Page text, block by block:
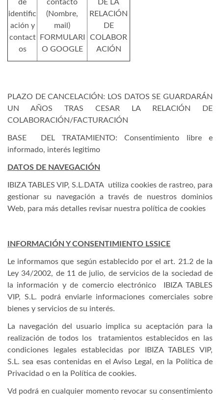
de
identific
ación y
contact
os
contacto
(Nombre,
mail)
FORMULARI
O GOOGLE
DE LA
RELACIÓN
DE
COLABOR
ACIÓN
PLAZO DE CANCELACIÓN: LOS DATOS SE GUARDARÁN
UN AÑOS TRAS CESAR LA RELACIÓN DE
COLABORACIÓN/FACTURACIÓN
BASE DEL TRATAMIENTO: Consentimiento libre e
informado, interés legitimo
DATOS DE NAVEGACIÓN
IBIZA TABLES VIP, S.L.DATA utiliza cookies de rastreo, para
gestionar su navegación a través de nuestros dominios
Web, para más detalles revisar nuestra política de cookies
INFORMACIÓN Y CONSENTIMIENTO LSSICE
Le informamos que según establecido por el art. 21.2 de la
Ley 34/2002, de 11 de julio, de servicios de la sociedad de
la información y de comercio electrónico IBIZA TABLES
VIP, S.L. podrá enviarle informaciones comerciales sobre
bienes y servicios de su interés.
La navegación del usuario implica su aceptación para la
realización de todos los tratamientos establecidos en las
condiciones legales establecidas por IBIZA TABLES VIP,
S.L. sea esas contenidas en el Aviso Legal, en la Política de
Privacidad o en la Política de cookies.
Vd podrá en cualquier momento revocar su consentimiento